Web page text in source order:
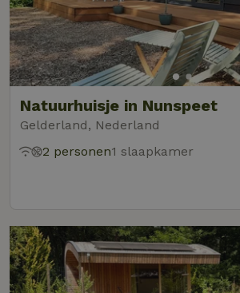
Natuurhuisje in Nunspeet
Gelderland, Nederland
2 personen1 slaapkamer